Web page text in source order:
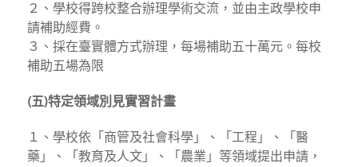
２、學校得跨校整合辦理學術交流，並由主政學校申
請補助經費。
３、採在臺實體方式辦理，每場補助五十萬元。每校
補助五場為限
(五)特定領域別見實習計畫
１、學校依「商管及社會科學」、「工程」、「醫
藥」、「教育及人文」、「農業」等領域提出申請，